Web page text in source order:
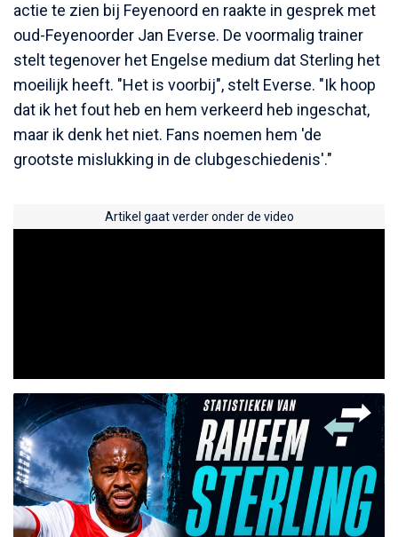
actie te zien bij Feyenoord en raakte in gesprek met
oud-Feyenoorder Jan Everse. De voormalig trainer
stelt tegenover het Engelse medium dat Sterling het
moeilijk heeft. "Het is voorbij", stelt Everse. "Ik hoop
dat ik het fout heb en hem verkeerd heb ingeschat,
maar ik denk het niet. Fans noemen hem 'de
grootste mislukking in de clubgeschiedenis'."
Artikel gaat verder onder de video